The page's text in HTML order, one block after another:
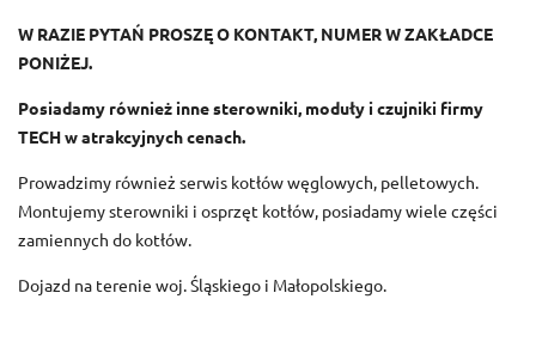
W RAZIE PYTAŃ PROSZĘ O KONTAKT, NUMER W ZAKŁADCE
PONIŻEJ.
Posiadamy również inne sterowniki, moduły i czujniki firmy
TECH w atrakcyjnych cenach.
Prowadzimy również serwis kotłów węglowych, pelletowych.
Montujemy sterowniki i osprzęt kotłów, posiadamy wiele części
zamiennych do kotłów.
Dojazd na terenie woj. Śląskiego i Małopolskiego.